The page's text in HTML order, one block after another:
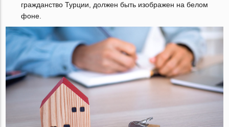
гражданство Турции, должен быть изображен на белом
фоне.